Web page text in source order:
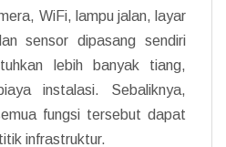
WiFi, lampu jalan, layar
sensor dipasang sendiri
lebih banyak tiang,
instalasi. Sebaliknya,
fungsi tersebut dapat
infrastruktur.